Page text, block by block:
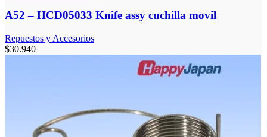
A52 – HCD05033 Knife assy cuchilla movil
Repuestos y Accesorios
$30.940